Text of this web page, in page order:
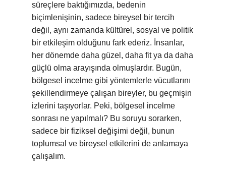
süreçlere baktığımızda, bedenin
biçimlenişinin, sadece bireysel bir tercih
değil, aynı zamanda kültürel, sosyal ve politik
bir etkileşim olduğunu fark ederiz. İnsanlar,
her dönemde daha güzel, daha fit ya da daha
güçlü olma arayışında olmuşlardır. Bugün,
bölgesel incelme gibi yöntemlerle vücutlarını
şekillendirmeye çalışan bireyler, bu geçmişin
izlerini taşıyorlar. Peki, bölgesel incelme
sonrası ne yapılmalı? Bu soruyu sorarken,
sadece bir fiziksel değişimi değil, bunun
toplumsal ve bireysel etkilerini de anlamaya
çalışalım.